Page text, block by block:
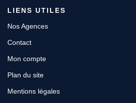
LIENS UTILES
Nos Agences
Contact
Mon compte
Plan du site
Mentions légales